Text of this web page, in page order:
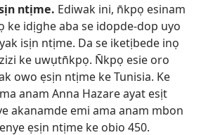
ntịme. Ediwak ini, n̄kpọ esinam
ke idịghe aba se idopde-dop uyo
isịn ntịme. Da se iketịbede inọ
ke uwụtn̄kpọ. N̄kpọ esie oro
owo ẹsịn ntịme ke Tunisia. Ke
anam Anna Hazare ayat esịt
akanamde emi ama anam mbon
ẹsịn ntịme ke obio 450.